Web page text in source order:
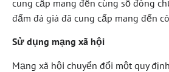
cung cấp mang đến cùng số đông
đấm đá giá đã cung cấp mang đến
Sử dụng mạng xã hội
Mạng xã hội chuyển đổi một quy